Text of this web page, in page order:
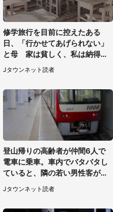
修学旅行を目前に控えたある
日、「行かせてあげられない」
と母 家は貧しく、私は納得し
たけれど...（北海道・70代以上
女性）
Jタウンネット読者
登山帰りの高齢者が仲間6人で
電車に乗車。車内でバタバタし
ていると、隣の若い男性客が
（神奈川県・70代女性）
Jタウンネット読者